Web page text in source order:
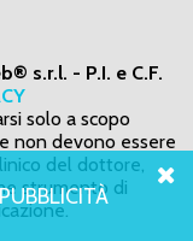
s.r.l. - P.I. e C.F.
solo a scopo
non devono essere
del dottore,
strumento di